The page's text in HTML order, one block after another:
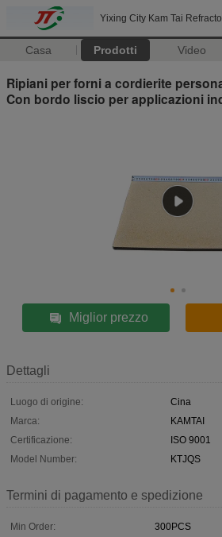
Yixing City Kam Tai
Casa Prodotti Video
Ripiani per forni a cordierite
Con bordo liscio per applicazioni
Miglior prezzo
Dettagli
Luogo di origine:
Cina
Marca:
KAMTAI
Certificazione:
ISO 9001
Model Number:
KTJQS
Termini di pagamento e spedizione
Min Order:
300PCS